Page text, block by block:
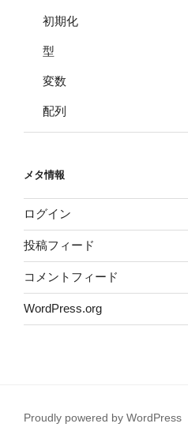
初期化
型
変数
配列
メタ情報
ログイン
投稿フィード
コメントフィード
WordPress.org
Proudly powered by WordPress